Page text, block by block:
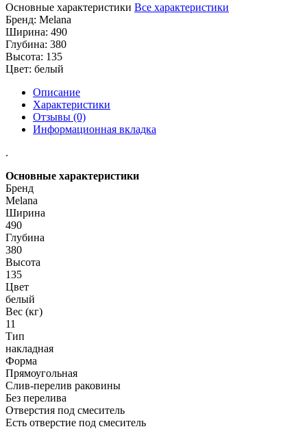
Основные характеристики Все характеристики
Бренд: Melana
Ширина: 490
Глубина: 380
Высота: 135
Цвет: белый
Описание
Характеристики
Отзывы (0)
Информационная вкладка
.
Основные характеристики
Бренд
Melana
Ширина
490
Глубина
380
Высота
135
Цвет
белый
Вес (кг)
11
Тип
накладная
Форма
Прямоугольная
Слив-перелив раковины
Без перелива
Отверстия под смеситель
Есть отверстие под смеситель